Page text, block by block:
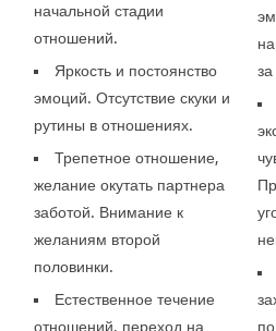
начальной стадии
отношений.
Яркость и постоянство
эмоций. Отсутствие скуки и
рутины в отношениях.
Трепетное отношение,
желание окутать партнера
заботой. Внимание к
желаниям второй
половинки.
Естественное течение
отношений, переход на